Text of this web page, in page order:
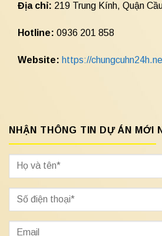
Địa chỉ: 219 Trung Kính, Quận
Hotline: 0936 201 858
Website: https://
NHẬN THÔNG TIN DỰ ÁN MỚI